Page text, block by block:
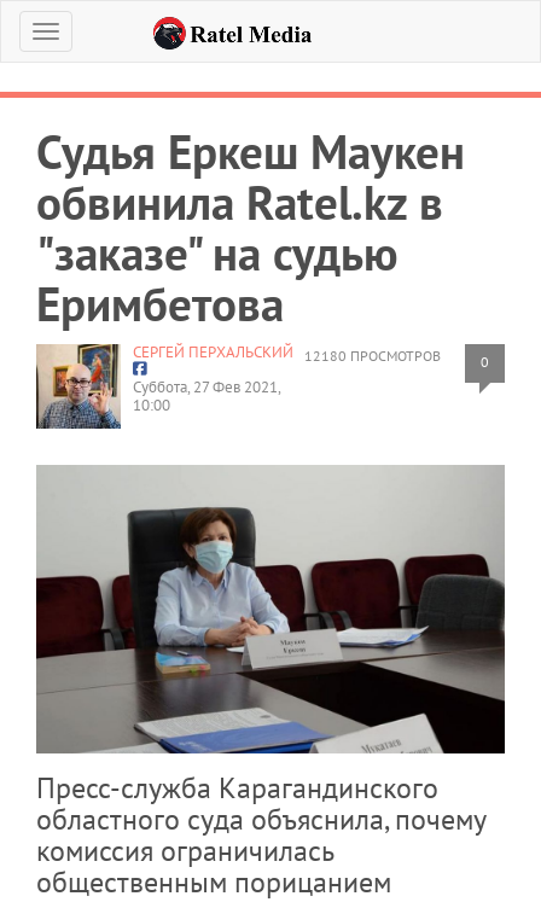
Меню
Судья Еркеш Маукен
обвинила Ratel.kz в
"заказе" на судью
Еримбетова
12180 ПРОСМОТРОВ 0
СЕРГЕЙ ПЕРХАЛЬСКИЙ
Суббота, 27 Фев 2021,
10:00
Пресс-служба Карагандинского
областного суда объяснила, почему
комиссия ограничилась
общественным порицанием